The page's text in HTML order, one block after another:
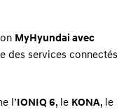
MyHyundai avec
des services connectés
l’IONIQ 6, le KONA, le